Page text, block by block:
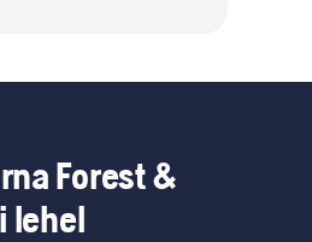
Forest &
lehel